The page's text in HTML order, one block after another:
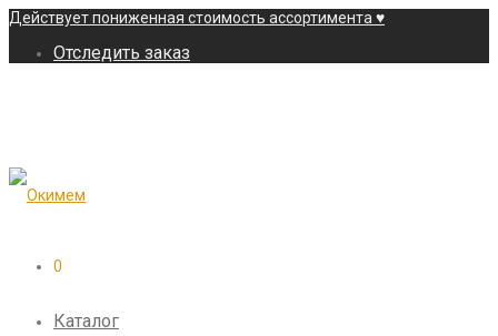
Действует пониженная стоимость ассортимента ♥
Отследить заказ
0
Каталог